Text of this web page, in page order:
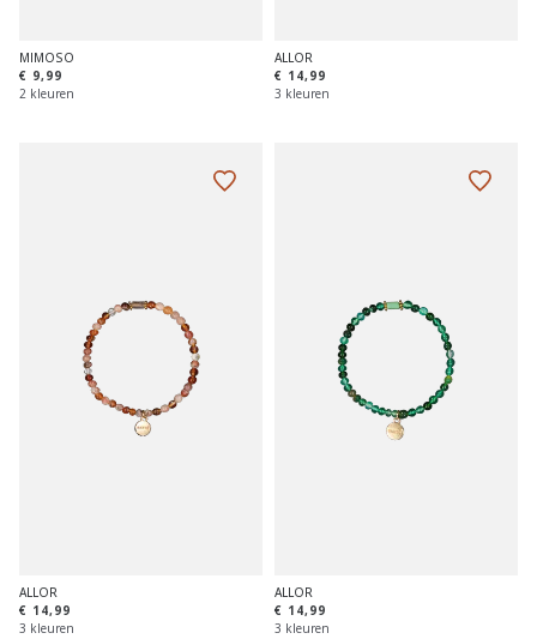
MIMOSO
€ 9,99
2 kleuren
ALLOR
€ 14,99
3 kleuren
ALLOR
€ 14,99
3 kleuren
ALLOR
€ 14,99
3 kleuren